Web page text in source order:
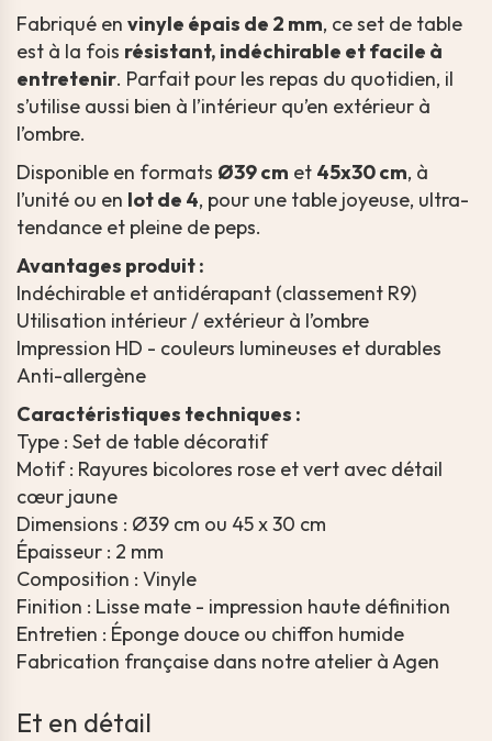
Fabriqué en vinyle épais de 2 mm, ce set de table
est à la fois résistant, indéchirable et facile à
entretenir. Parfait pour les repas du quotidien, il
s’utilise aussi bien à l’intérieur qu’en extérieur à
l’ombre.
Disponible en formats Ø39 cm et 45x30 cm, à
l’unité ou en lot de 4, pour une table joyeuse, ultra-
tendance et pleine de peps.
Avantages produit :
Indéchirable et antidérapant (classement R9)
Utilisation intérieur / extérieur à l’ombre
Impression HD - couleurs lumineuses et durables
Anti-allergène
Caractéristiques techniques :
Type : Set de table décoratif
Motif : Rayures bicolores rose et vert avec détail
cœur jaune
Dimensions : Ø39 cm ou 45 x 30 cm
Épaisseur : 2 mm
Composition : Vinyle
Finition : Lisse mate - impression haute définition
Entretien : Éponge douce ou chiffon humide
Fabrication française dans notre atelier à Agen
Et en détail